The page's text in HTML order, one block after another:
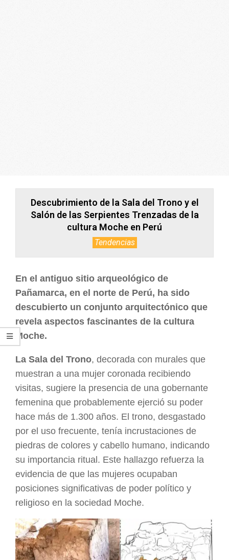
Descubrimiento de la Sala del Trono y el
Salón de las Serpientes Trenzadas de la
cultura Moche en Perú
Tendencias
En el antiguo sitio arqueológico de
Pañamarca, en el norte de Perú, ha sido
descubierto un conjunto arquitectónico que
revela aspectos fascinantes de la cultura
Moche.
La Sala del Trono, decorada con murales que
muestran a una mujer coronada recibiendo
visitas, sugiere la presencia de una gobernante
femenina que probablemente ejerció su poder
hace más de 1.300 años. El trono, desgastado
por el uso frecuente, tenía incrustaciones de
piedras de colores y cabello humano, indicando
su importancia ritual. Este hallazgo refuerza la
evidencia de que las mujeres ocupaban
posiciones significativas de poder político y
religioso en la sociedad Moche.